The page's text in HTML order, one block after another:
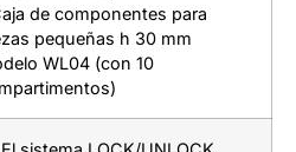
de componentes para
pequeñas h 30 mm
WL04 (con 10